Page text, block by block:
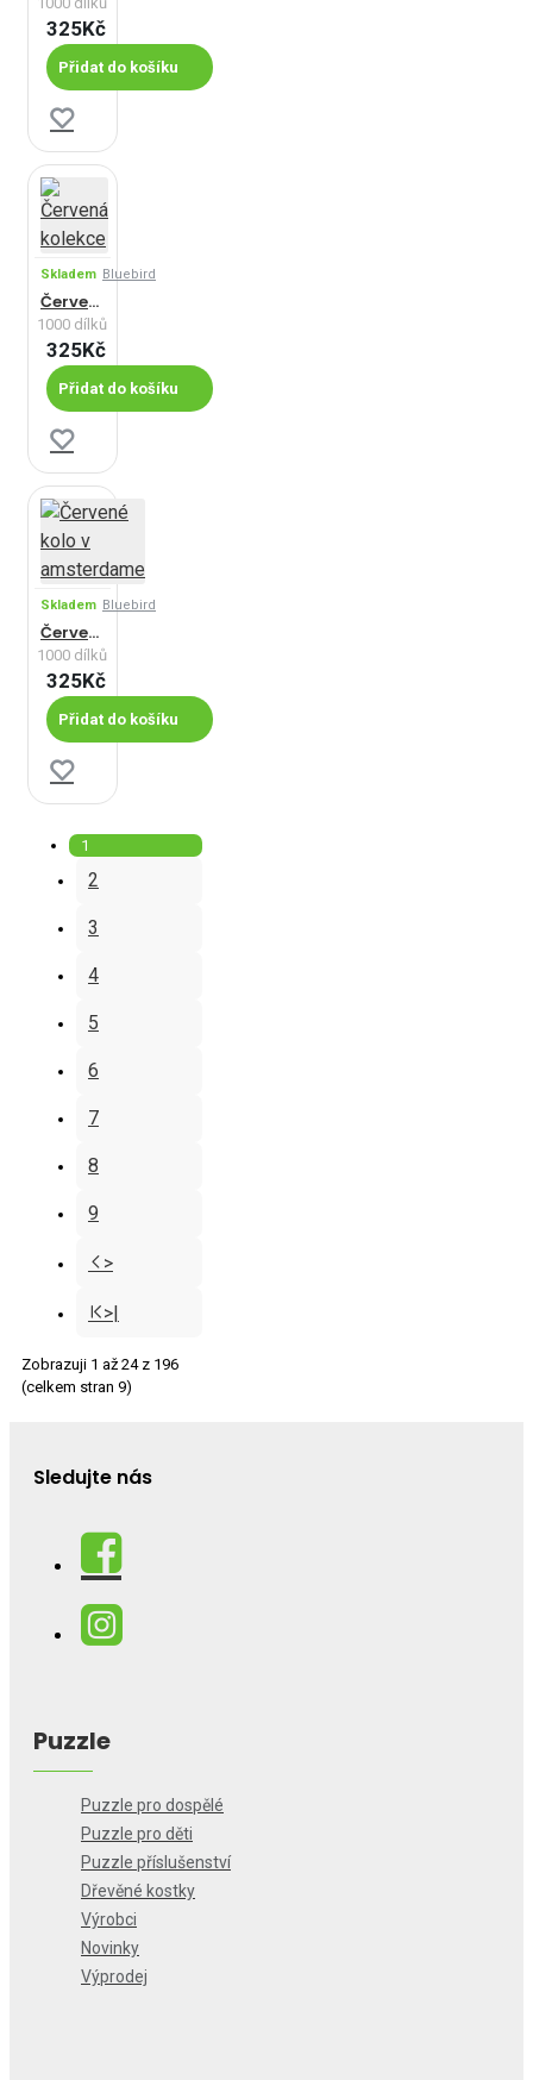
325Kč
Přidat do košíku
Skladem Bluebird
Červená kolekce
1000 dílků
325Kč
Přidat do košíku
Skladem Bluebird
Červené kolo v amsterdame
1000 dílků
325Kč
Přidat do košíku
1
2
3
4
5
6
7
8
9
>
>|
Zobrazuji 1 až 24 z 196
(celkem stran 9)
Sledujte nás
Puzzle
Puzzle pro dospělé
Puzzle pro děti
Puzzle příslušenství
Dřevěné kostky
Výrobci
Novinky
Výprodej